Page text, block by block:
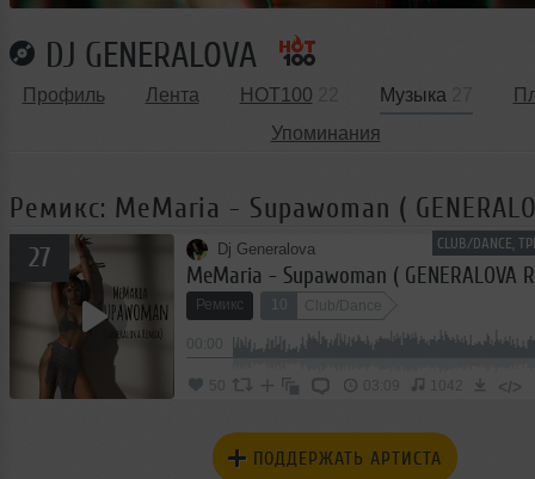
DJ GENERALOVA
Профиль Лента HOT100 Музыка
Упоминания
Ремикс: MeMaria - Supawoman (
CLUB/DANCE,
27 Dj Generalova
MeMaria - Supawoman ( GENERALOVA
Ремикс Club/Dance
50 03:09 1042 </>
ПОДДЕРЖАТЬ АРТИСТА